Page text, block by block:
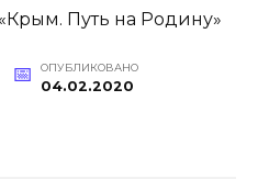
ОПУБЛИКОВАНО
04.02.2020